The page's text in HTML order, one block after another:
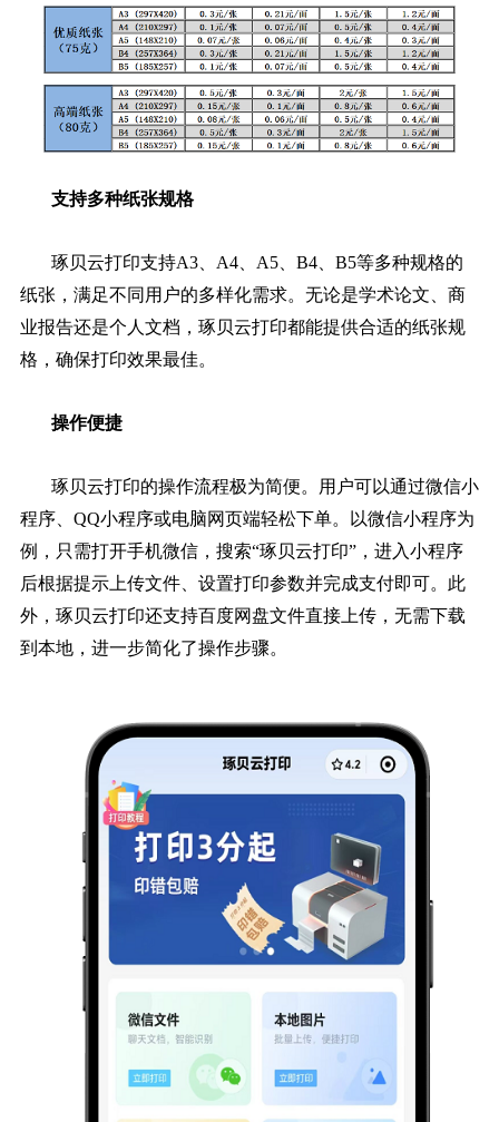
支持多种纸张规格
琢贝云打印支持A3、A4、A5、B4、B5等多种规格的
纸张，满足不同用户的多样化需求。无论是学术论文、商
业报告还是个人文档，琢贝云打印都能提供合适的纸张规
格，确保打印效果最佳。
操作便捷
琢贝云打印的操作流程极为简便。用户可以通过微信小
程序、QQ小程序或电脑网页端轻松下单。以微信小程序为
例，只需打开手机微信，搜索“琢贝云打印”，进入小程序
后根据提示上传文件、设置打印参数并完成支付即可。此
外，琢贝云打印还支持百度网盘文件直接上传，无需下载
到本地，进一步简化了操作步骤。